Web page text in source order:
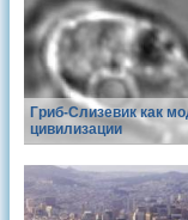
Гриб-Слизевик как
цивилизации